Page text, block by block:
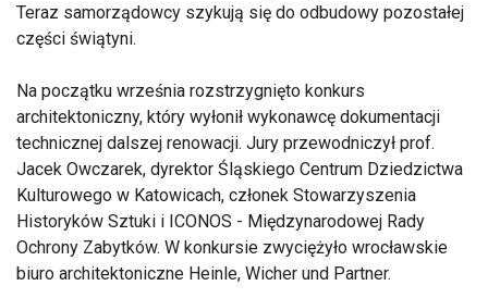
Teraz samorządowcy szykują się do odbudowy pozostałej
części świątyni.
Na początku września rozstrzygnięto konkurs
architektoniczny, który wyłonił wykonawcę dokumentacji
technicznej dalszej renowacji. Jury przewodniczył prof.
Jacek Owczarek, dyrektor Śląskiego Centrum Dziedzictwa
Kulturowego w Katowicach, członek Stowarzyszenia
Historyków Sztuki i ICONOS - Międzynarodowej Rady
Ochrony Zabytków. W konkursie zwyciężyło wrocławskie
biuro architektoniczne Heinle, Wicher und Partner.